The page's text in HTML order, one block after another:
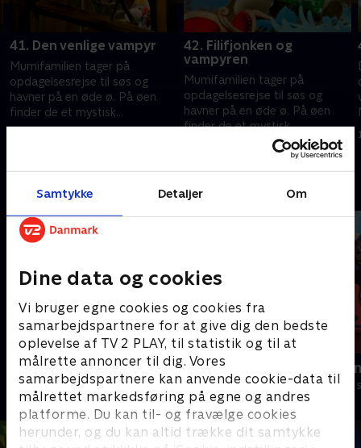
Samtykke Detaljer Om
Dine data og cookies
Vi bruger egne cookies og cookies fra
samarbejdspartnere for at give dig den bedste
oplevelse af TV 2 PLAY, til statistik og til at
målrette annoncer til dig. Vores
samarbejdspartnere kan anvende cookie-data til
målrettet markedsføring på egne og andres
platforme. Du kan til- og fravælge cookies
herunder, og du kan altid trække dit samtykke
41. Den venlige vampyr
Mumifamilien tager på
opdagelsesrejse til søs og
havner på en øde ø. På øen
finder de et mystisk
barometer, der tiltrækker
42. Filifjonken og
vampyren
Mumifamilien tager på
opdagelsesrejse til søs og
havner på en øde ø. På øen
finder de et mystisk
barometer, der tiltrækker
1. december 2020 • 9 min
Andre så også
Mumidalen
Børneserier • 2 sæsoner
Rasmus
Børneserier • 3